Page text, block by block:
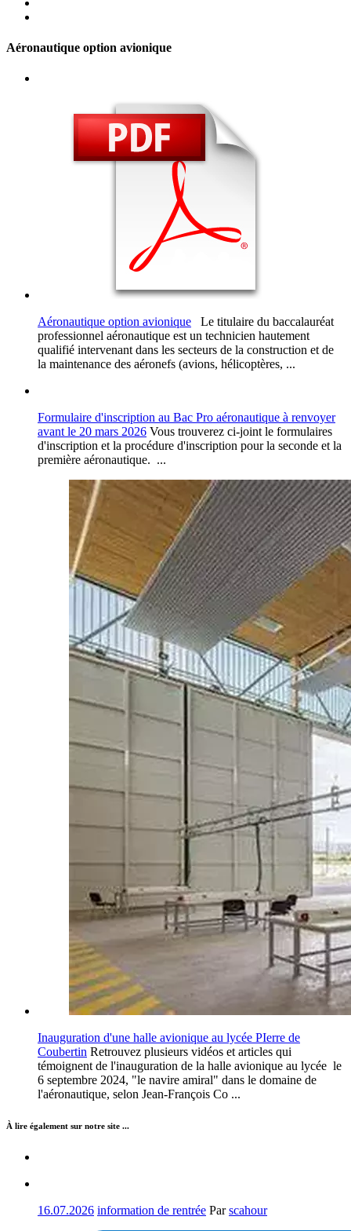
Aéronautique option avionique
Aéronautique option avionique
Le titulaire du baccalauréat
professionnel aéronautique est un technicien hautement
qualifié intervenant dans les secteurs de la construction et de
la maintenance des aéronefs (avions, hélicoptères, ...
Formulaire d'inscription au Bac Pro aéronautique à renvoyer
avant le 20 mars 2026 Vous trouverez ci-joint le formulaires
d'inscription et la procédure d'inscription pour la seconde et la
première aéronautique. ...
Inauguration d'une halle avionique au lycée PIerre de
Coubertin Retrouvez plusieurs vidéos et articles qui
témoignent de l'inauguration de la halle avionique au lycée le
6 septembre 2024, "le navire amiral" dans le domaine de
l'aéronautique, selon Jean-François Co ...
À lire également sur notre site ...
16.07.2026 information de rentrée Parscahour